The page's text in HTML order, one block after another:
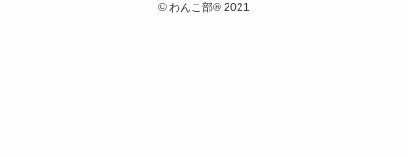
© わんこ部® 2021